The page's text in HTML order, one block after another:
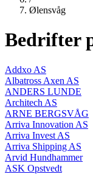
Ølensvåg
Bedrifter
Addxo AS
Albatross Axen AS
ANDERS LUNDE
Architech AS
ARNE BERGSVÅG
Arriva Innovation AS
Arriva Invest AS
Arriva Shipping AS
Arvid Hundhammer
ASK Opstvedt